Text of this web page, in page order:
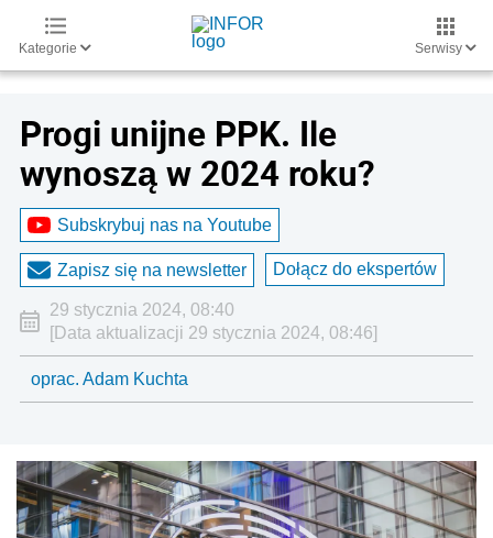
Kategorie Serwisy
Progi unijne PPK. Ile
wynoszą w 2024 roku?
Subskrybuj nas na Youtube
Zapisz się na newsletter Dołącz do ekspertów
29 stycznia 2024, 08:40
[Data aktualizacji 29 stycznia 2024, 08:46]
oprac. Adam Kuchta